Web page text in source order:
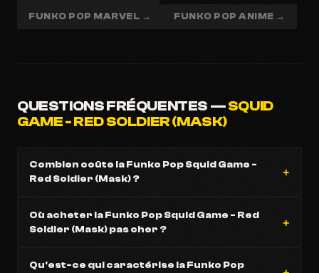
FUNKO POP MARVEL → FUNKO POP ANIME →
QUESTIONS FRÉQUENTES —SQUID
GAME - RED SOLDIER (MASK)
Combien coûte la Funko Pop Squid Game -
Red Soldier (Mask) ?
Où acheter la Funko Pop Squid Game - Red
Soldier (Mask) pas cher ?
Qu'est-ce qui caractérise la Funko Pop